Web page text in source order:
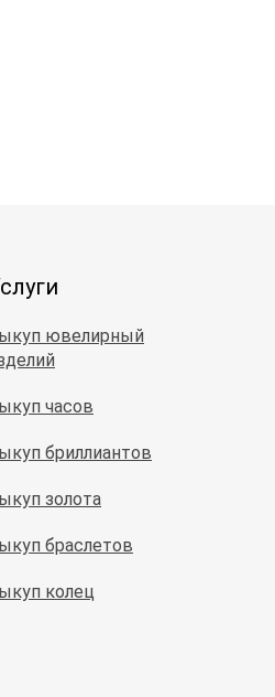
ювелирный
часов
бриллиантов
золота
браслетов
колец